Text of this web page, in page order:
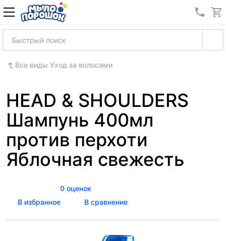
8
Все виды Уход за волосами
HEAD & SHOULDERS
Шампунь 400мл
против перхоти
Яблочная свежесть
0 оценок
В избранное
В сравнение